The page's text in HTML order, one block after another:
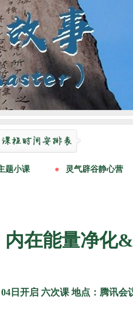
内在能量净化
04日开启 六次课 地点：腾讯会